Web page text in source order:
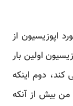
اپوزیسیون از
اولین بار
کند، دوم اینکه
بیش از آنکه